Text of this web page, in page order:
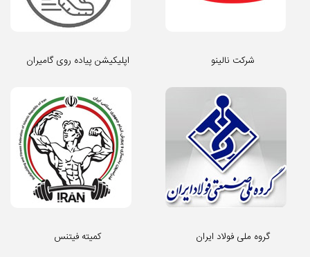
اپلیکیشن پیاده روی گامیران شرکت نالینو
کمیته فیتنس گروه ملی فولاد ایران